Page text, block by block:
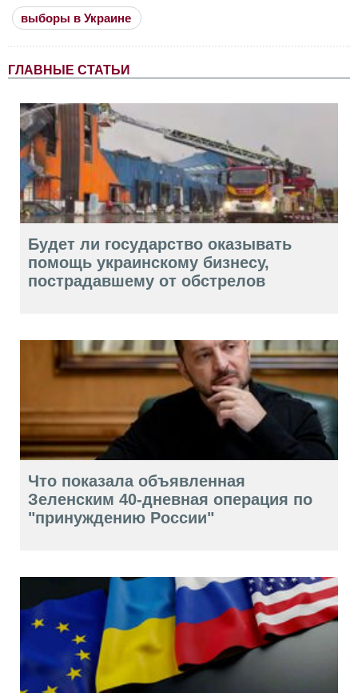
выборы в Украине
ГЛАВНЫЕ СТАТЬИ
Будет ли государство оказывать
помощь украинскому бизнесу,
пострадавшему от обстрелов
Что показала объявленная
Зеленским 40-дневная операция по
"принуждению России"